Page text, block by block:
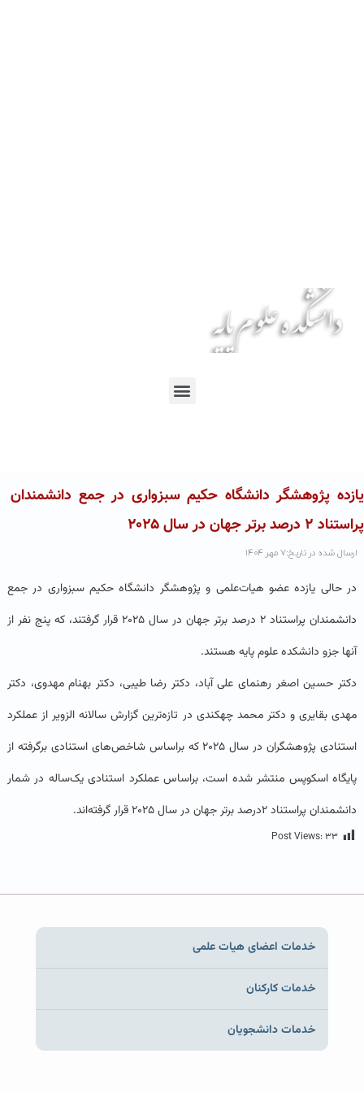
یازده پژوهشگر دانشگاه حکیم سبزواری در جمع دانشمندان
پراستناد ۲ درصد برتر جهان در سال ۲۰۲۵
ارسال شده در تاریخ:۷ مهر ۱۴۰۴
در حالی یازده عضو هیات‌علمی و پژوهشگر دانشگاه حکیم سبزواری در جمع
دانشمندان پراستناد ۲ درصد برتر جهان در سال ۲۰۲۵ قرار گرفتند، که پنج نفر از
آنها جزو دانشکده علوم پایه هستند.
دکتر حسین اصغر رهنمای علی آباد، دکتر رضا طیبی، دکتر بهنام مهدوی، دکتر
مهدی بقایری و دکتر محمد چهکندی در تازه‌ترین گزارش سالانه الزویر از عملکرد
استنادی پژوهشگران در سال ۲۰۲۵ که براساس شاخص‌های استنادی برگرفته از
پایگاه اسکوپس منتشر شده است، براساس عملکرد استنادی یک‌ساله در شمار
دانشمندان پراستناد ۲درصد برتر جهان در سال ۲۰۲۵ قرار گرفته‌اند.
Post Views:۳۳
خدمات اعضای هیات علمی
خدمات کارکنان
خدمات دانشجویان